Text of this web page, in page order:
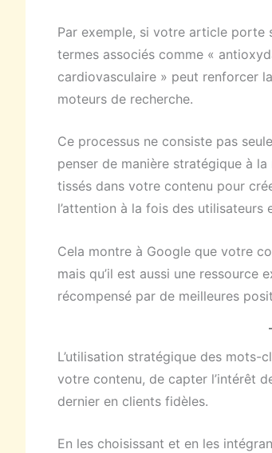
Par exemple, si votre article porte
termes associés comme «
cardiovasculaire » peut renforcer
moteurs de recherche.
Ce processus ne consiste pas
penser de manière stratégique à
tissés dans votre contenu pour
l’attention à la fois des utilisateurs
Cela montre à Google que votre
mais qu’il est aussi une ressource
récompensé par de meilleures
L’utilisation stratégique des
votre contenu, de capter l’intérêt
dernier en clients fidèles.
En les choisissant et en les